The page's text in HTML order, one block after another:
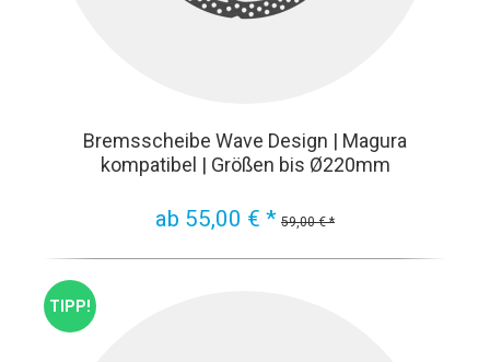
Bremsscheibe Wave Design | Magura
kompatibel | Größen bis Ø220mm
ab 55,00 € * 59,00 € *
TIPP!